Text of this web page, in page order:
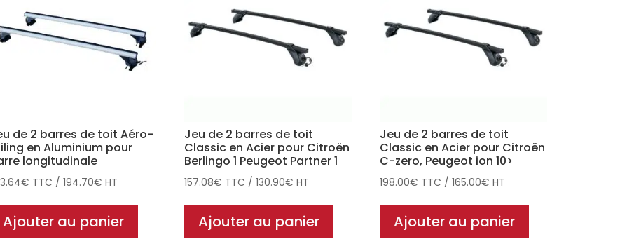
de 2 barres de toit Aéro-
en Aluminium pour
longitudinale
€ TTC /194.70€ HT
Ajouter au panier
Jeu de 2 barres de toit
Classic en Acier pour Citroën
Berlingo 1 Peugeot Partner 1
157.08€ TTC /130.90€ HT
Ajouter au panier
Jeu de 2 barres de toit
Classic en Acier pour Citroën
C-zero, Peugeot ion 10>
198.00€ TTC /165.00€ HT
Ajouter au panier